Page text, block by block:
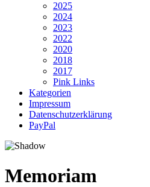
2025
2024
2023
2022
2020
2018
2017
Pink Links
Kategorien
Impressum
Datenschutzerklärung
PayPal
Memoriam